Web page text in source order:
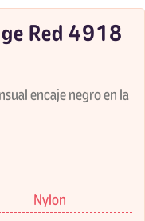
Red 4918
encaje negro en la
Nylon